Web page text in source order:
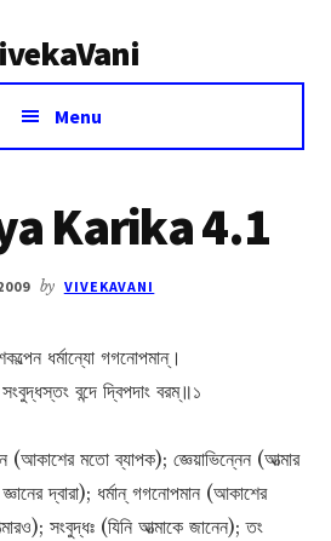
Menu
Karika 4.1
by VIVEKAVANI
ধর্মান্যো গগনোপমান্।
সংবুদ্ধস্তং বন্দে দ্বিপদাং বরম্॥১
(আকাশের মতো ব্যাপক); জ্ঞেয়াভিন্নেন (আত্মার
দ্বারা); ধর্মান্ গগনোপমান (আকাশের
সংবুদ্ধঃ (যিনি আত্মাকে জানেন); তং